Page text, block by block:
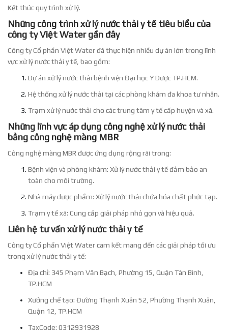
Kết thúc quy trình xử lý.
Những công trình xử lý nước thải y tế tiêu biểu của
công ty Việt Water gần đây
Công ty Cổ phần Việt Water đã thực hiện nhiều dự án lớn trong lĩnh
vực xử lý nước thải y tế, bao gồm:
Dự án xử lý nước thải bệnh viện Đại học Y Dược TP.HCM.
Hệ thống xử lý nước thải tại các phòng khám đa khoa tư nhân.
Trạm xử lý nước thải cho các trung tâm y tế cấp huyện và xã.
Những lĩnh vực áp dụng công nghệ xử lý nước thải
bằng công nghệ màng MBR
Công nghệ màng MBR được ứng dụng rộng rãi trong:
Bệnh viện và phòng khám: Xử lý nước thải y tế đảm bảo an
toàn cho môi trường.
Nhà máy dược phẩm: Xử lý nước thải chứa hóa chất phức tạp.
Trạm y tế xã: Cung cấp giải pháp nhỏ gọn và hiệu quả.
Liên hệ tư vấn xử lý nước thải y tế
Công ty Cổ phần Việt Water cam kết mang đến các giải pháp tối ưu
trong xử lý nước thải y tế:
Địa chỉ: 345 Phạm Văn Bạch, Phường 15, Quận Tân Bình,
TP.HCM
Xưởng chế tạo: Đường Thạnh Xuân 52, Phường Thạnh Xuân,
Quận 12, TP.HCM
TaxCode: 0312931928